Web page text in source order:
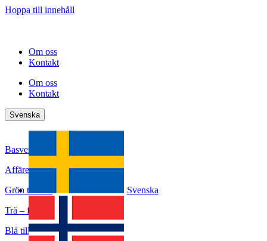
Hoppa till innehåll
Om oss
Kontakt
Om oss
Kontakt
Svenska
Svenska
Basverksamhet
Affärer, jobb & utveckling
Grön tillväxt
Trä – framtidens material
Blå tillväxt